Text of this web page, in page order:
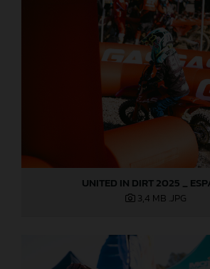
UNITED IN DIRT 2025 _
3,4 MB .JPG